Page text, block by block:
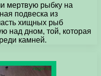
мертвую рыбку на
подвеска из
хищных рыб
над дном, той, которая
камней.